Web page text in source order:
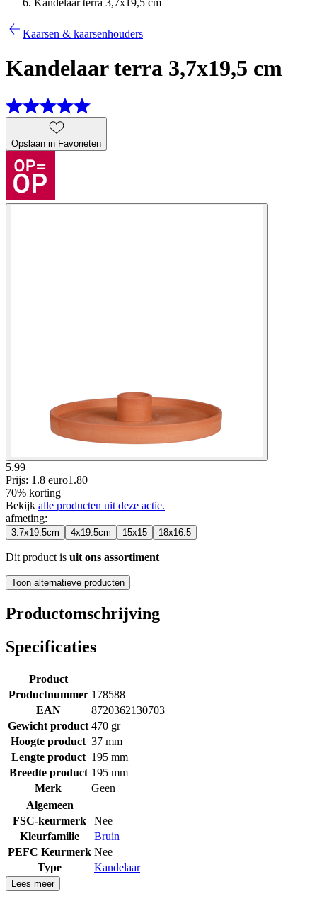
Kandelaar terra 3,7x19,5 cm
Kaarsen & kaarsenhouders
Kandelaar terra 3,7x19,5 cm
Opslaan in Favorieten
5.99
Prijs: 1.8 euro1 .80
70% korting
Bekijk alle producten uit deze actie.
afmeting:
3.7x19.5cm 4x19.5cm 15x15 18x16.5
Dit product is uit ons assortiment
Toon alternatieve producten
Productomschrijving
Specificaties
Product
Productnummer 178588
EAN
8720362130703
Gewicht product 470 gr
Hoogte product 37 mm
Lengte product 195 mm
Breedte product 195 mm
Merk
Geen
Algemeen
FSC-keurmerk
Nee
Kleurfamilie
Bruin
PEFC Keurmerk Nee
Type
Kandelaar
Lees meer